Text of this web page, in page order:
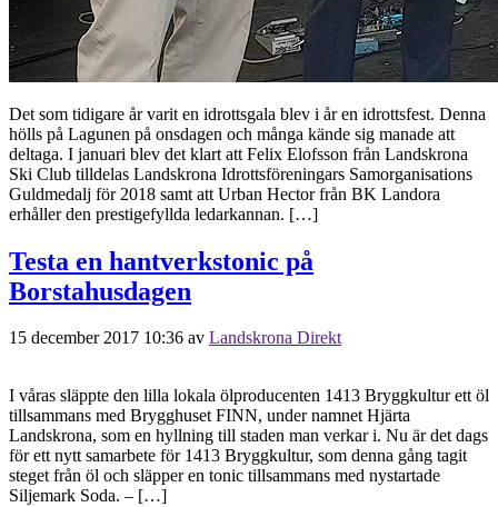
Det som tidigare år varit en idrottsgala blev i år en idrottsfest. Denna
hölls på Lagunen på onsdagen och många kände sig manade att
deltaga. I januari blev det klart att Felix Elofsson från Landskrona
Ski Club tilldelas Landskrona Idrottsföreningars Samorganisations
Guldmedalj för 2018 samt att Urban Hector från BK Landora
erhåller den prestigefyllda ledarkannan. […]
Testa en hantverkstonic på
Borstahusdagen
15 december 2017 10:36 av Landskrona Direkt
I våras släppte den lilla lokala ölproducenten 1413 Bryggkultur ett öl
tillsammans med Brygghuset FINN, under namnet Hjärta
Landskrona, som en hyllning till staden man verkar i. Nu är det dags
för ett nytt samarbete för 1413 Bryggkultur, som denna gång tagit
steget från öl och släpper en tonic tillsammans med nystartade
Siljemark Soda. – […]